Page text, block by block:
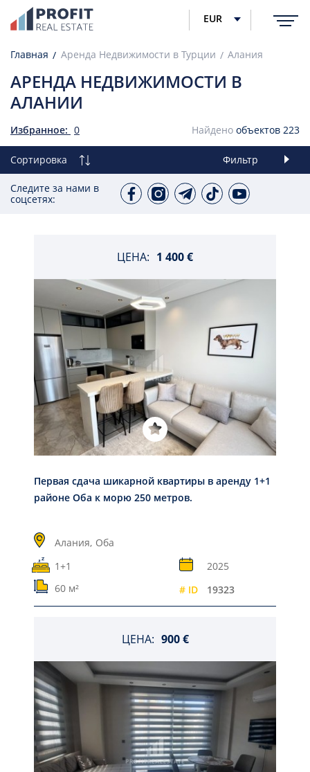
EUR
Главная Аренда Недвижимости в Турции Алания
АРЕНДА НЕДВИЖИМОСТИ В
АЛАНИИ
Избранное: 0 Найдено объектов 223
Сортировка Фильтр
Следите за нами в
соцсетях:
ЦЕНА: 1 400 €
Первая сдача шикарной квартиры в аренду 1+1
районе Оба к морю 250 метров.
Алания, Оба
1+1
2025
60 м²
# ID 19323
ЦЕНА: 900 €